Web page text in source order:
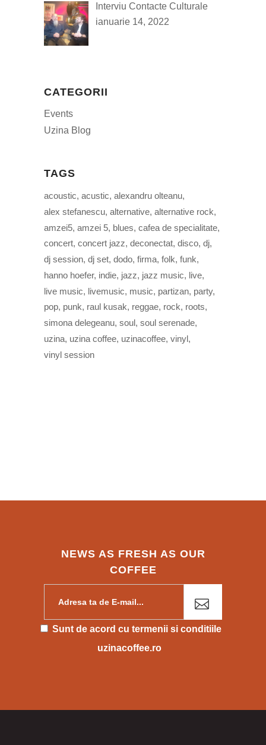
Interviu Contacte Culturale
ianuarie 14, 2022
CATEGORII
Events
Uzina Blog
TAGS
acoustic acustic alexandru olteanu
alex stefanescu alternative alternative rock
amzei5 amzei 5 blues cafea de specialitate
concert concert jazz deconectat disco dj
dj session dj set dodo firma folk funk
hanno hoefer indie jazz jazz music live
live music livemusic music partizan party
pop punk raul kusak reggae rock roots
simona delegeanu soul soul serenade
uzina uzina coffee uzinacoffee vinyl
vinyl session
NEWS AS FRESH AS OUR
COFFEE
Please leave this field empty.
Sunt de acord cu termenii si conditiile
uzinacoffee.ro